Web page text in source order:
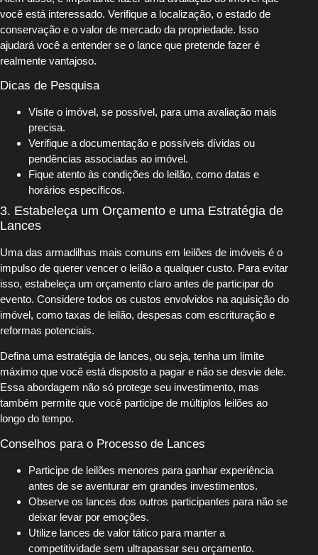
você está interessado. Verifique a localização, o estado de
conservação e o valor de mercado da propriedade. Isso
ajudará você a entender se o lance que pretende fazer é
realmente vantajoso.
Dicas de Pesquisa
Visite o imóvel, se possível, para uma avaliação mais
precisa.
Verifique a documentação e possíveis dívidas ou
pendências associadas ao imóvel.
Fique atento às condições do leilão, como datas e
horários específicos.
3. Estabeleça um Orçamento e uma Estratégia de
Lances
Uma das armadilhas mais comuns em leilões de imóveis é o
impulso de querer vencer o leilão a qualquer custo. Para evitar
isso, estabeleça um orçamento claro antes de participar do
evento. Considere todos os custos envolvidos na aquisição do
imóvel, como taxas de leilão, despesas com escrituração e
reformas potenciais.
Defina uma estratégia de lances, ou seja, tenha um limite
máximo que você está disposto a pagar e não se desvie dele.
Essa abordagem não só protege seu investimento, mas
também permite que você participe de múltiplos leilões ao
longo do tempo.
Conselhos para o Processo de Lances
Participe de leilões menores para ganhar experiência
antes de se aventurar em grandes investimentos.
Observe os lances dos outros participantes para não se
deixar levar por emoções.
Utilize lances de valor tático para manter a
competitividade sem ultrapassar seu orçamento.